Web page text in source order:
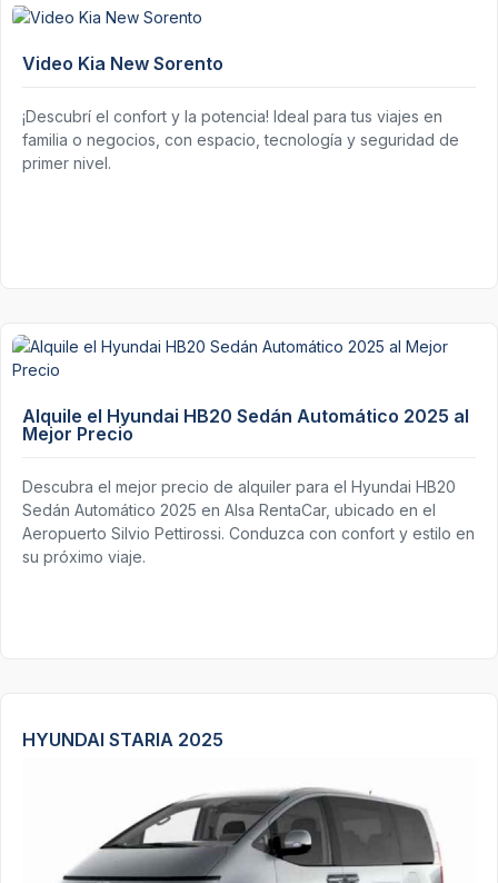
Video Kia New Sorento
¡Descubrí el confort y la potencia! Ideal para tus viajes en
familia o negocios, con espacio, tecnología y seguridad de
primer nivel.
Alquile el Hyundai HB20 Sedán Automático 2025 al
Mejor Precio
Descubra el mejor precio de alquiler para el Hyundai HB20
Sedán Automático 2025 en Alsa RentaCar, ubicado en el
Aeropuerto Silvio Pettirossi. Conduzca con confort y estilo en
su próximo viaje.
HYUNDAI STARIA 2025